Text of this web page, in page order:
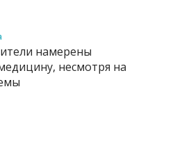
намерены
несмотря на